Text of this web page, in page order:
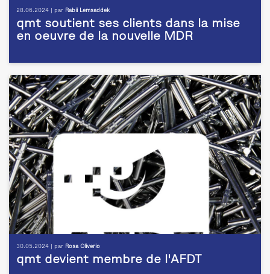
28.06.2024 | par Rabii Lemsaddek
qmt soutient ses clients dans la mise
en oeuvre de la nouvelle MDR
30.05.2024 | par Rosa Oliverio
qmt devient membre de l'AFDT